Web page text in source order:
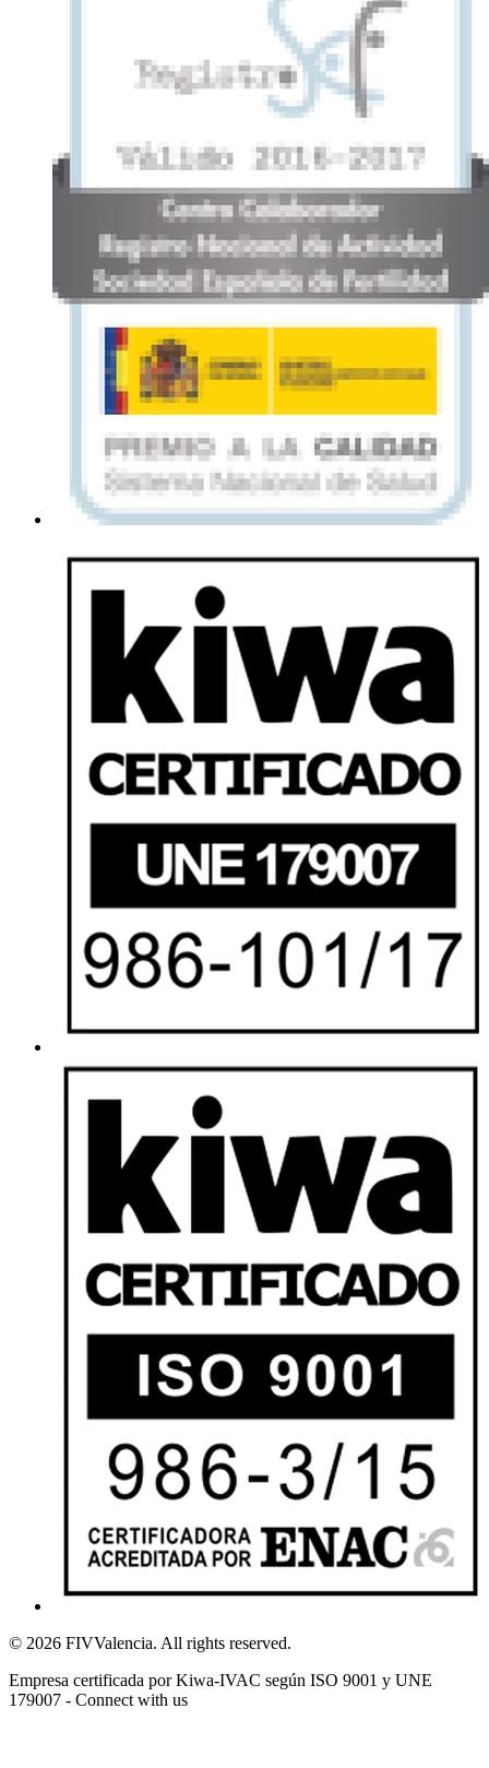
© 2026 FIVValencia. All rights reserved.
Empresa certificada por Kiwa-IVAC según ISO 9001 y UNE
179007 - Connect with us